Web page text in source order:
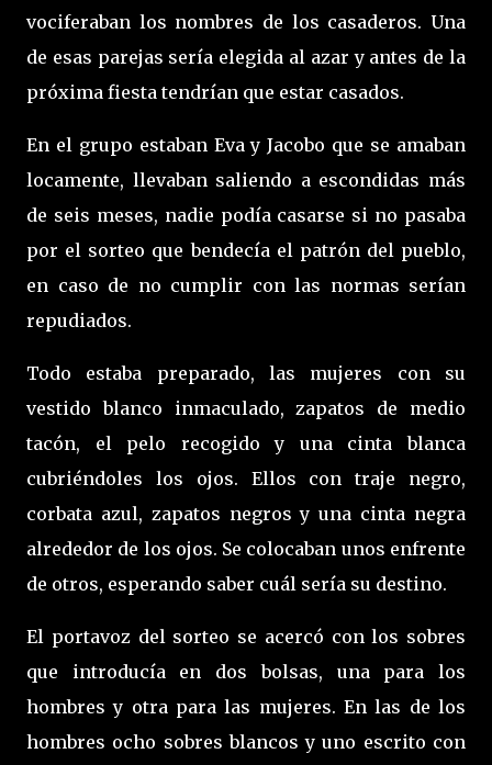
vociferaban los nombres de los casaderos. Una
de esas parejas sería elegida al azar y antes de la
próxima fiesta tendrían que estar casados.
En el grupo estaban Eva y Jacobo que se amaban
locamente, llevaban saliendo a escondidas más
de seis meses, nadie podía casarse si no pasaba
por el sorteo que bendecía el patrón del pueblo,
en caso de no cumplir con las normas serían
repudiados.
Todo estaba preparado, las mujeres con su
vestido blanco inmaculado, zapatos de medio
tacón, el pelo recogido y una cinta blanca
cubriéndoles los ojos. Ellos con traje negro,
corbata azul, zapatos negros y una cinta negra
alrededor de los ojos. Se colocaban unos enfrente
de otros, esperando saber cuál sería su destino.
El portavoz del sorteo se acercó con los sobres
que introducía en dos bolsas, una para los
hombres y otra para las mujeres. En las de los
hombres ocho sobres blancos y uno escrito con